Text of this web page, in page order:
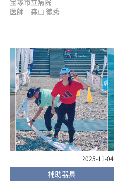
医師 森山 徳秀
2025-11-04
補助器具